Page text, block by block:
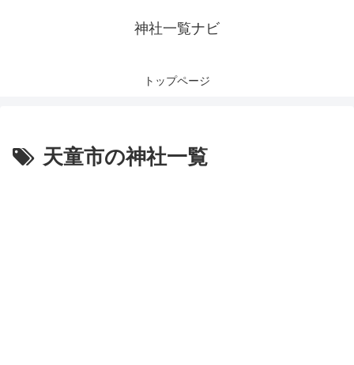
神社一覧ナビ
トップページ
天童市の神社一覧